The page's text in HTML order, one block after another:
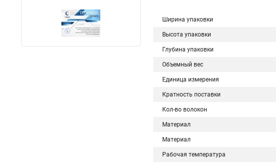
Ширина упаковки
Высота упаковки
Глубина упаковки
Объемный вес
Единица измерения
Кратность поставки
Кол-во волокон
Материал
Материал
Рабочая температура